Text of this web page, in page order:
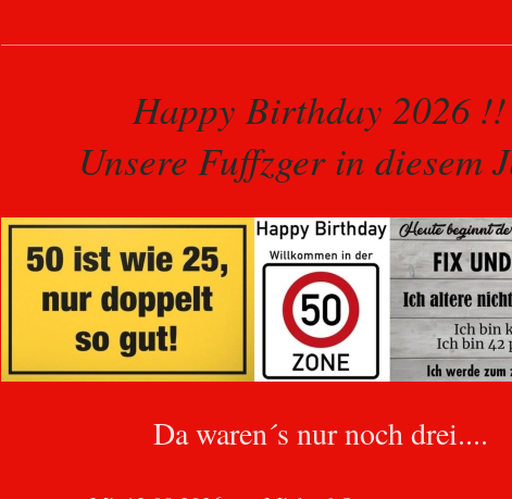
Happy Birthday
Unsere Fuffzger in diesem
Da waren´s nur noch drei....